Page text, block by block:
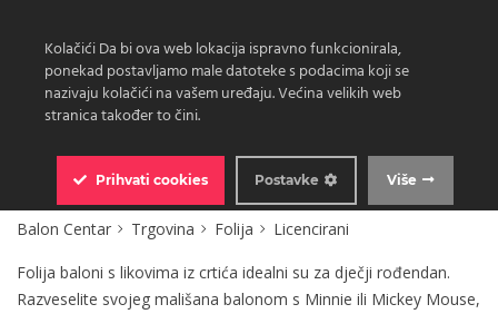
Balon Centar Trgovina Folija Licencirani
Folija baloni s likovima iz crtića idealni su za dječji rođendan.
Razveselite svojeg mališana balonom s Minnie ili Mickey Mouse,
Kolačići Da bi ova web lokacija ispravno funkcionirala,
ponekad postavljamo male datoteke s podacima koji se
nazivaju kolačići na vašem uređaju. Većina velikih web
stranica također to čini.
Prihvati cookies Više
Postavke